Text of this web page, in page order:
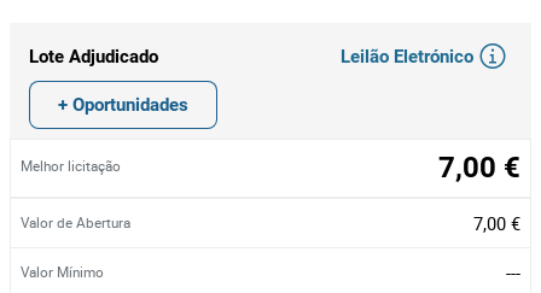
Lote Adjudicado Leilão Eletrónico
+ Oportunidades
Melhor licitação 7,00 €
Valor de Abertura 7,00 €
Valor Mínimo ---